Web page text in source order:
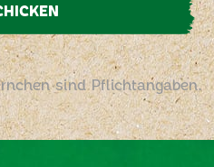
sind Pflichtangaben.